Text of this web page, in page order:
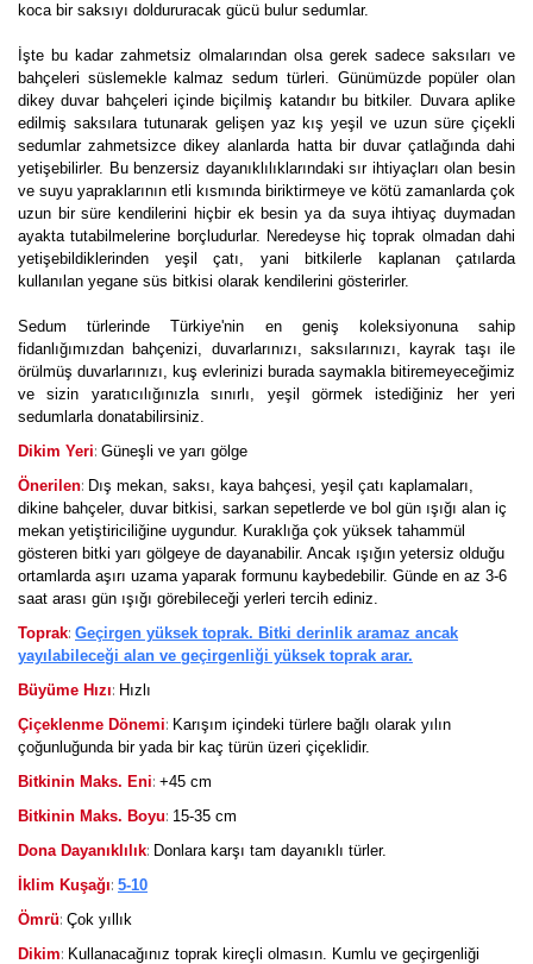
koca bir saksıyı doldururacak gücü bulur sedumlar.
İşte bu kadar zahmetsiz olmalarından olsa gerek sadece saksıları ve
bahçeleri süslemekle kalmaz sedum türleri. Günümüzde popüler olan
dikey duvar bahçeleri içinde biçilmiş katandır bu bitkiler. Duvara aplike
edilmiş saksılara tutunarak gelişen yaz kış yeşil ve uzun süre çiçekli
sedumlar zahmetsizce dikey alanlarda hatta bir duvar çatlağında dahi
yetişebilirler. Bu benzersiz dayanıklılıklarındaki sır ihtiyaçları olan besin
ve suyu yapraklarının etli kısmında biriktirmeye ve kötü zamanlarda çok
uzun bir süre kendilerini hiçbir ek besin ya da suya ihtiyaç duymadan
ayakta tutabilmelerine borçludurlar. Neredeyse hiç toprak olmadan dahi
yetişebildiklerinden yeşil çatı, yani bitkilerle kaplanan çatılarda
kullanılan yegane süs bitkisi olarak kendilerini gösterirler.
Sedum türlerinde Türkiye'nin en geniş koleksiyonuna sahip
fidanlığımızdan bahçenizi, duvarlarınızı, saksılarınızı, kayrak taşı ile
örülmüş duvarlarınızı, kuş evlerinizi burada saymakla bitiremeyeceğimiz
ve sizin yaratıcılığınızla sınırlı, yeşil görmek istediğiniz her yeri
sedumlarla donatabilirsiniz.
Dikim Yeri: Güneşli ve yarı gölge
Önerilen: Dış mekan, saksı, kaya bahçesi, yeşil çatı kaplamaları,
dikine bahçeler, duvar bitkisi, sarkan sepetlerde ve bol gün ışığı alan iç
mekan yetiştiriciliğine uygundur. Kuraklığa çok yüksek tahammül
gösteren bitki yarı gölgeye de dayanabilir. Ancak ışığın yetersiz olduğu
ortamlarda aşırı uzama yaparak formunu kaybedebilir. Günde en az 3-6
saat arası gün ışığı görebileceği yerleri tercih ediniz.
Toprak: Geçirgen yüksek toprak. Bitki derinlik aramaz ancak
yayılabileceği alan ve geçirgenliği yüksek toprak arar.
Büyüme Hızı: Hızlı
Çiçeklenme Dönemi: Karışım içindeki türlere bağlı olarak yılın
çoğunluğunda bir yada bir kaç türün üzeri çiçeklidir.
Bitkinin Maks. Eni: +45 cm
Bitkinin Maks. Boyu: 15-35 cm
Dona Dayanıklılık: Donlara karşı tam dayanıklı türler.
İklim Kuşağı: 5-10
Ömrü: Çok yıllık
Dikim: Kullanacağınız toprak kireçli olmasın. Kumlu ve geçirgenliği